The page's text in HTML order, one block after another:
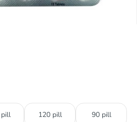
120 pill 90 pill